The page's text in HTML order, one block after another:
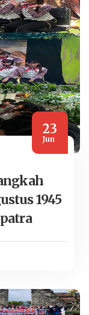
23
Jun
1945